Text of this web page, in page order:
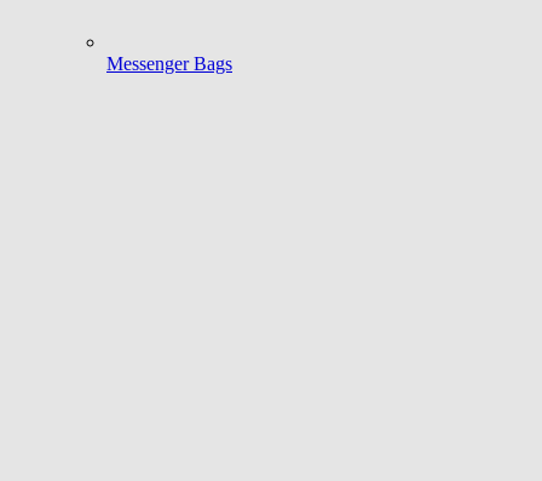
Messenger Bags